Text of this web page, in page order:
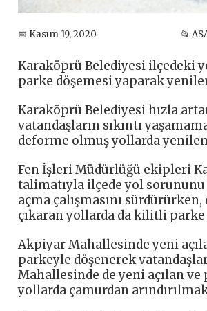
📅 Kasım 19, 2020 📂
Karaköprü Belediyesi ilçedeki
parke döşemesi yaparak
Karaköprü Belediyesi hızla
vatandaşların sıkıntı
deforme olmuş yollarda
Fen İşleri Müdürlüğü ekipleri
talimatıyla ilçede yol
açma çalışmasını
çıkaran yollarda da kilitli parke
Akpiyar Mahallesinde yeni
parkeyle döşenerek
Mahallesinde de yeni açılan
yollarda çamurdan